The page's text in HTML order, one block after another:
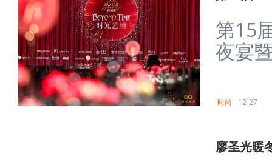
第15
夜宴
时尚 12-27
廖圣光暖